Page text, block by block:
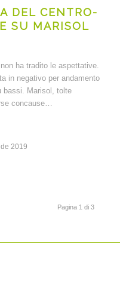
DEL CENTRO-
SU MARISOL
ha tradito le aspettative.
in negativo per andamento
bassi. Marisol, tolte
concause…
2019
Pagina 1 di 3